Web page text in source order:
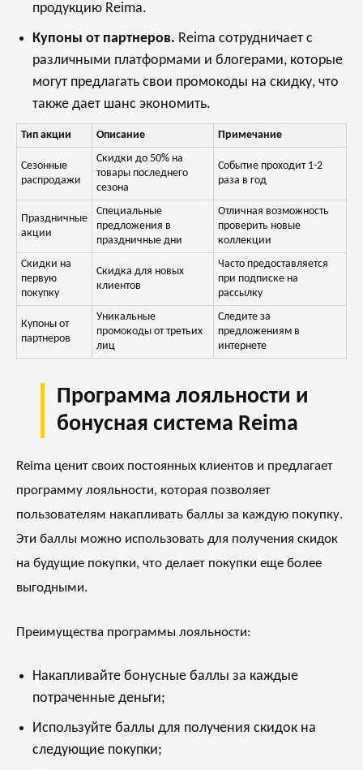
продукцию Reima.
Купоны от партнеров. Reima сотрудничает с
различными платформами и блогерами, которые
могут предлагать свои промокоды на скидку, что
также дает шанс экономить.
Тип акции Описание Примечание
Сезонные
распродажи
Скидки до 50% на
товары последнего
сезона
Событие проходит 1-2
раза в год
Праздничные
акции
Специальные
предложения в
праздничные дни
Отличная возможность
проверить новые
коллекции
Скидки на
первую
покупку
Скидка для новых
клиентов
Часто предоставляется
при подписке на
рассылку
Купоны от
партнеров
Уникальные
промокоды от третьих
лиц
Следите за
предложениям в
интернете
Программа лояльности и
бонусная система Reima
Reima ценит своих постоянных клиентов и предлагает
программу лояльности, которая позволяет
пользователям накапливать баллы за каждую покупку.
Эти баллы можно использовать для получения скидок
на будущие покупки, что делает покупки еще более
выгодными.
Преимущества программы лояльности:
Накапливайте бонусные баллы за каждые
потраченные деньги;
Используйте баллы для получения скидок на
следующие покупки;